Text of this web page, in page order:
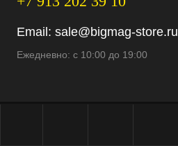
Email: sale@bigmag-store.ru
Ежедневно: с 10:00 до 19:00